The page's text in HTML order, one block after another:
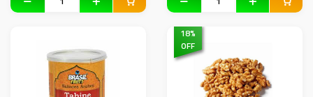
18%
OFF